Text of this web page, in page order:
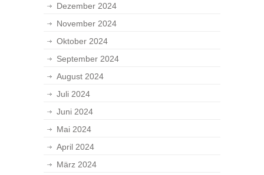
Dezember 2024
November 2024
Oktober 2024
September 2024
August 2024
Juli 2024
Juni 2024
Mai 2024
April 2024
März 2024